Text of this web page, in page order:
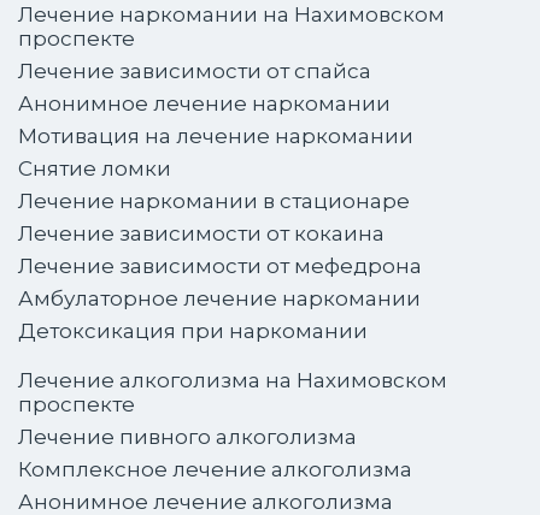
Лечение наркомании на Нахимовском
проспекте
Лечение зависимости от спайса
Анонимное лечение наркомании
Мотивация на лечение наркомании
Снятие ломки
Лечение наркомании в стационаре
Лечение зависимости от кокаина
Лечение зависимости от мефедрона
Амбулаторное лечение наркомании
Детоксикация при наркомании
Лечение алкоголизма на Нахимовском
проспекте
Лечение пивного алкоголизма
Комплексное лечение алкоголизма
Анонимное лечение алкоголизма